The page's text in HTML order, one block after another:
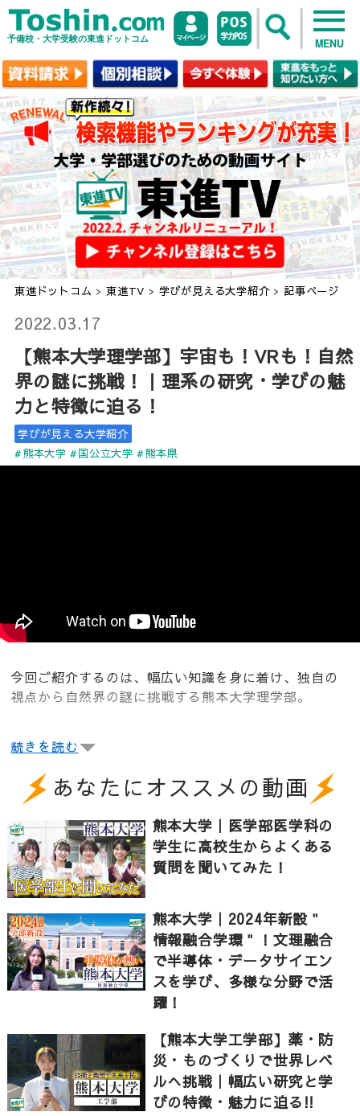
予備校・大学受験の東進ドットコム MENU
東進ドットコム > 東進TV > 学びが見える大学紹介> 記事ページ
2022.03.17
【熊本大学理学部】宇宙も！VRも！自然
界の謎に挑戦！｜理系の研究・学びの魅
力と特徴に迫る！
学びが見える大学紹介
#熊本大学 #国公立大学 #熊本県
今回ご紹介するのは、幅広い知識を身に着け、独自の
視点から自然界の謎に挑戦する熊本大学理学部。
「自然の謎を解くって面白い」
宇宙を探求する研究室にやってきました。
どのような研究を行っているのか、高橋先生に伺って
みました。
高橋先生「宇宙で最初にできた星を解き明かそうと研
するために電波望遠鏡を用いるのです。電波で宇宙を
観測することで星を作る基になった水素ガスを観測
し、最終的に宇宙で最初にできた星がどういうものな
のか、というのを明らかにしたいと考えています」
宇宙の謎を解き明かす面白さも伺ってみました。
高橋先生「望遠鏡を使う、計算をする、理論を考え
る、など様々な方法を駆使して宇宙の色んな現象を解
き明かすというのが面白いことです」
続きを読む
あなたにオススメの動画
熊本大学｜医学部医学科の
学生に高校生からよくある
質問を聞いてみた！
熊本大学｜2024年新設＂
情報融合学環＂！文理融合
で半導体・データサイエン
スを学び、多様な分野で活
躍！
【熊本大学工学部】薬・防
災・ものづくりで世界レベ
ルへ挑戦｜幅広い研究と学
びの特徴・魅力に迫る!!